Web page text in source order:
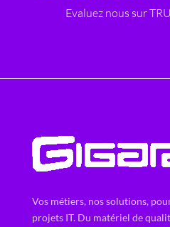
Evaluez nous sur
Vos métiers, nos solutions,
projets IT. Du matériel de